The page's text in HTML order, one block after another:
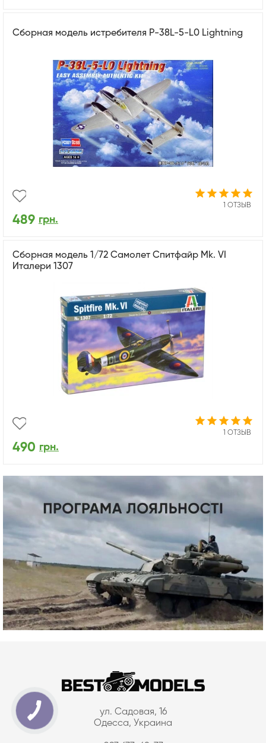
Сборная модель истребителя P-38L-5-L0 Lightning
1 ОТЗЫВ
489 грн.
Cборная модель 1/72 Самолет Cпитфайр Mk. VI
Италери 1307
1 ОТЗЫВ
490 грн.
ул. Садовая, 16
Одесса, Украина